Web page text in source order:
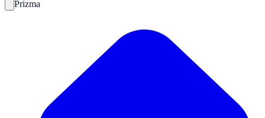
Prizma